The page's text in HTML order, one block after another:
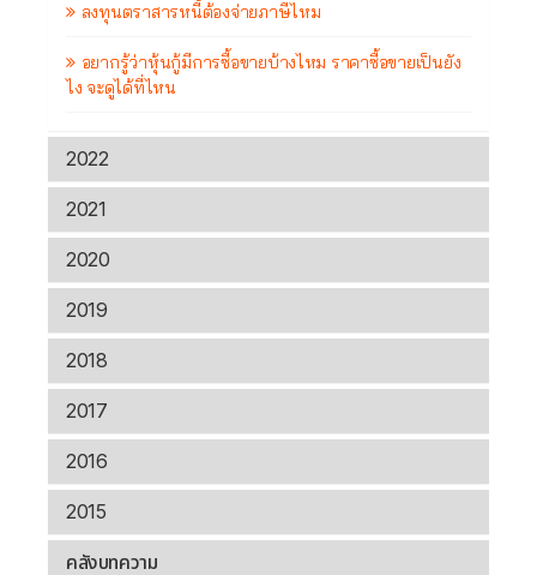
ลงทุนตราสารหนี้ต้องจ่ายภาษีไหม
อยากรู้ว่าหุ้นกู้มีการซื้อขายบ้างไหม ราคาซื้อขายเป็นยัง
ไง จะดูได้ที่ไหน
2022
2021
2020
2019
2018
2017
2016
2015
คลังบทความ